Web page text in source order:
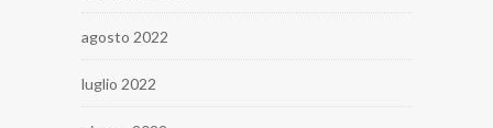
agosto 2022
luglio 2022